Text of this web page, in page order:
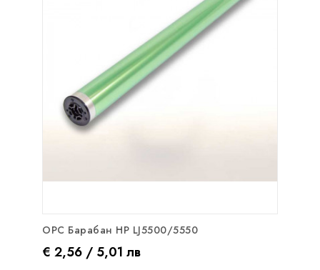
OPC Барабан HP LJ5500/5550
Цена
€ 2,56 / 5,01 лвРедовна цена